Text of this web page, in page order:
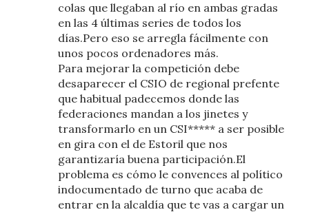
colas que llegaban al río en ambas gradas
en las 4 últimas series de todos los
días.Pero eso se arregla fácilmente con
unos pocos ordenadores más.
Para mejorar la competición debe
desaparecer el CSIO de regional prefente
que habitual padecemos donde las
federaciones mandan a los jinetes y
transformarlo en un CSI***** a ser posible
en gira con el de Estoril que nos
garantizaría buena participación.El
problema es cómo le convences al político
indocumentado de turno que acaba de
entrar en la alcaldía que te vas a cargar un